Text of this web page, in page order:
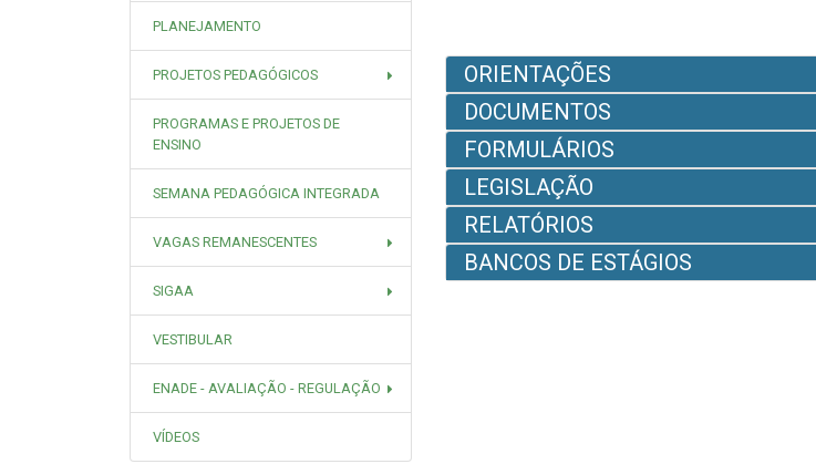
PLANEJAMENTO
PROJETOS PEDAGÓGICOS
PROGRAMAS E PROJETOS DE
ENSINO
SEMANA PEDAGÓGICA INTEGRADA
VAGAS REMANESCENTES
SIGAA
VESTIBULAR
ENADE - AVALIAÇÃO - REGULAÇÃO
VÍDEOS
ORIENTAÇÕES
DOCUMENTOS
FORMULÁRIOS
LEGISLAÇÃO
RELATÓRIOS
BANCOS DE ESTÁGIOS